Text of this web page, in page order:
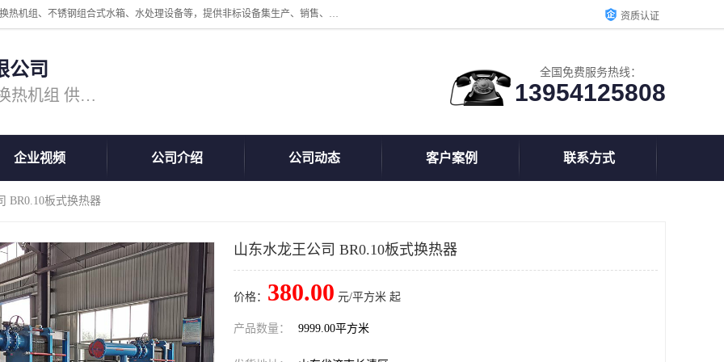
公司主营换热器.换热设备、供水设备，核心产品涵盖：管壳式换热器、换热机组、不锈钢组合式水箱、水处理设备等，提供非标设备集生产、销售、安装一体化服务，可满足全国酒店、学校、医院、商业综合体、工业项目等多场景换热与供水需求。 资质认证
公司
主营产品：换热器 板式换热器 换热机组 供水设备 水处理设备
全国免费服务热线：
13954125808
企业视频 公司介绍 公司动态 客户案例 联系方式
BR0.10板式换热器
山东水龙王公司 BR0.10板式换热器
价格： 380.00 元/平方米 起
产品数量： 9999.00平方米